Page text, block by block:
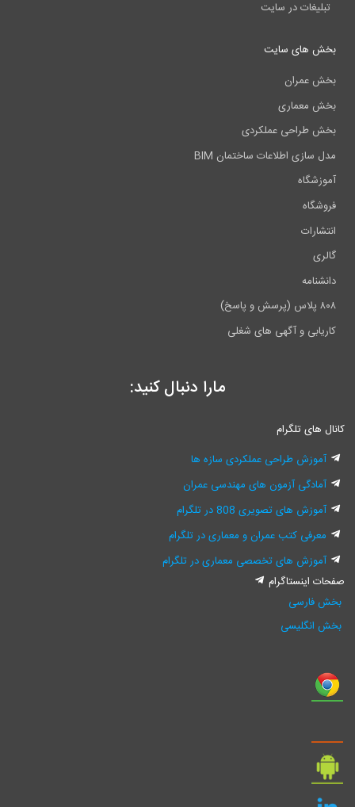
تبلیغات در سایت
بخش های سایت
بخش عمران
بخش معماری
بخش طراحی عملکردی
مدل سازی اطلاعات ساختمان BIM
آموزشگاه
فروشگاه
انتشارات
گالری
دانشنامه
۸۰۸ پلاس (پرسش و پاسخ)
کاریابی و آگهی های شغلی
مارا دنبال کنید:
کانال های تلگرام
آموزش طراحی عملکردی سازه ها
آمادگی آزمون های مهندسی عمران
آموزش های تصویری 808 در تلگرام
معرفی کتب عمران و معماری در تلگرام
آموزش های تخصصی معماری در تلگرام
صفحات اینستاگرام
بخش فارسی
بخش انگلیسی